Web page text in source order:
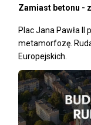
Zamiast betonu -
Plac Jana Pawła
metamorfozę.
Europejskich.